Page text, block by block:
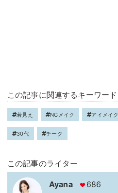
この記事に関連するキーワード
若見え NGメイク アイメイク
30代 チーク
この記事のライター
Ayana 686